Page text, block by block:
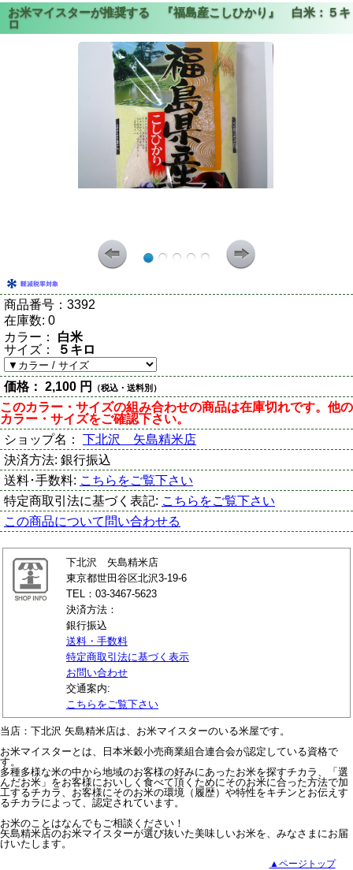
商品番号： 3392
在庫数: 0
カラー：
白米
サイズ：
５キロ
価格： 2,100 円 （税込・送料別）
このカラー・サイズの組み合わせの商品は在庫切れです。他の
カラー・サイズをご確認下さい。
ショップ名： 下北沢 矢島精米店
決済方法: 銀行振込
送料･手数料: こちらをご覧下さい
特定商取引法に基づく表記: こちらをご覧下さい
この商品について問い合わせる
下北沢 矢島精米店
東京都世田谷区北沢3-19-6
TEL：03-3467-5623
決済方法：
銀行振込
送料・手数料
特定商取引法に基づく表示
お問い合わせ
交通案内:
こちらをご覧下さい
当店：下北沢 矢島精米店は、お米マイスターのいる米屋です。
お米マイスターとは、日本米穀小売商業組合連合会が認定している資格で
す。
多種多様な米の中から地域のお客様の好みにあったお米を探すチカラ、「選
んだお米」をお客様においしく食べて頂くためにそのお米に合った方法で加
工するチカラ、お客様にそのお米の環境（履歴）や特性をキチンとお伝えす
るチカラによって、認定されています。
お米のことはなんでもご相談ください！
矢島精米店のお米マイスターが選び抜いた美味しいお米を、みなさまにお届
けいたします。
▲ページトップ